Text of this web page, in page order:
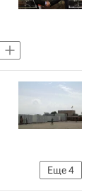
Еще4